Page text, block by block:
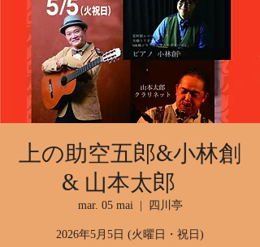
上の助空五郎&小林創
& 山本太郎
mar. 05 mai
  |
四川亭
2026年5月5日 (火曜日・祝日)